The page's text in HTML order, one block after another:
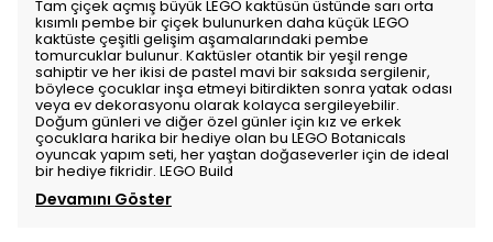
Tam çiçek açmış büyük LEGO kaktüsün üstünde sarı orta
kısımlı pembe bir çiçek bulunurken daha küçük LEGO
kaktüste çeşitli gelişim aşamalarındaki pembe
tomurcuklar bulunur. Kaktüsler otantik bir yeşil renge
sahiptir ve her ikisi de pastel mavi bir saksıda sergilenir,
böylece çocuklar inşa etmeyi bitirdikten sonra yatak odası
veya ev dekorasyonu olarak kolayca sergileyebilir.
Doğum günleri ve diğer özel günler için kız ve erkek
çocuklara harika bir hediye olan bu LEGO Botanicals
oyuncak yapım seti, her yaştan doğaseverler için de ideal
bir hediye fikridir. LEGO Build
Devamını Göster